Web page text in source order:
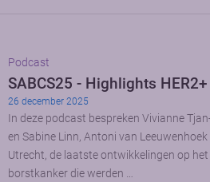
Podcast
SABCS25 - Highlights
26 december 2025
In deze podcast bespreken Vivianne
en Sabine Linn, Antoni van
Utrecht, de laatste ontwikkelingen op
borstkanker die werden …